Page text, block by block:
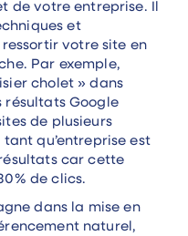
de votre entreprise. Il
et
votre site en
Par exemple,
cholet » dans
résultats Google
de plusieurs
qu’entreprise est
car cette
de clics.
dans la mise en
naturel,